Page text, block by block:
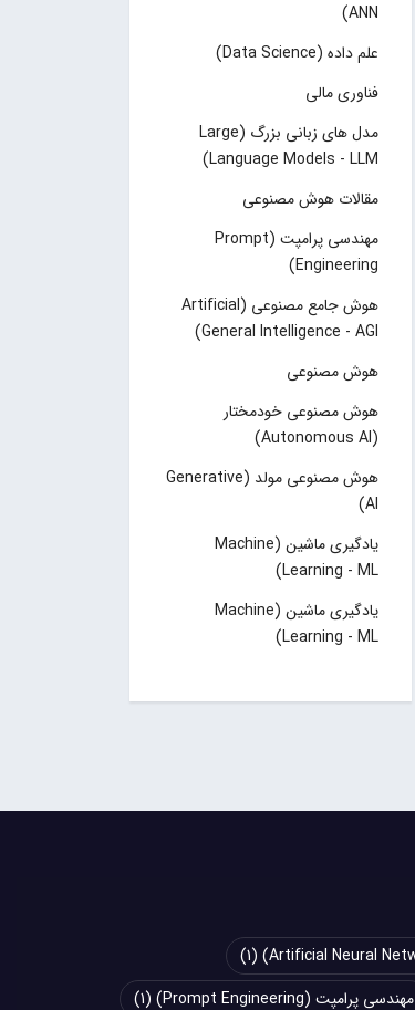
ANN)
علم داده (Data Science)
فناوری مالی
مدل های زبانی بزرگ (Large
Language Models - LLM)
مقالات هوش مصنوعی
مهندسی پرامپت (Prompt
Engineering)
هوش جامع مصنوعی (Artificial
General Intelligence - AGI)
هوش مصنوعی
هوش مصنوعی خودمختار
(Autonomous AI)
هوش مصنوعی مولد (Generative
AI)
یادگیری ماشین (Machine
Learning - ML)
یادگیری ماشین (Machine
Learning - ML)
(1)
مهندسی پرامپت (Prompt Engineering) (1)